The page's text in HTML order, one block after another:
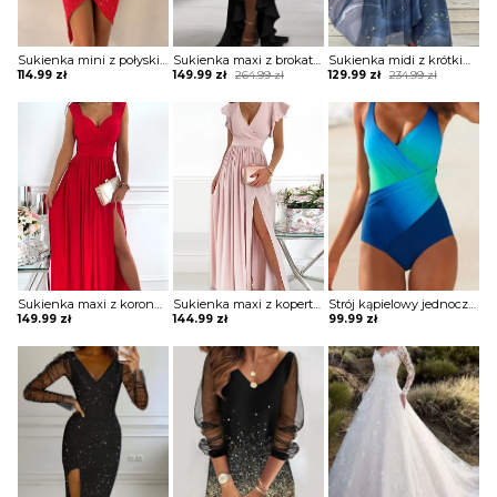
Sukienka mini z połyskiem asymetryczna
114.99 zł
Sukienka maxi z brokatową górą i falbaną
264.99zł
Original
264.99 zł.
149.99 zł
Current
149.99 zł.
Sukienka midi z krótkim rękawem ze zwiewnego materiału
234.99zł
Original
was:
234.99 zł.
129.99 zł
Current
129.99 zł.
Sukienka maxi z koronkowymi ramiączkami
149.99 zł
Sukienka maxi z kopertową górą z falbankami
144.99 zł
Strój kąpielowy jednoczęściowy z drapowaniem
99.99 zł